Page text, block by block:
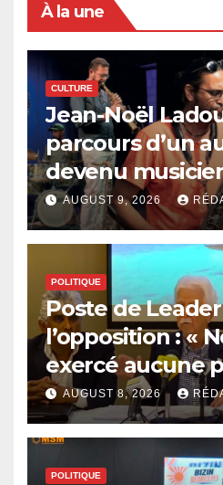
À la une
CULTURE
Jean-Noël
parcours d’un
devenu
AUGUST 9, 2026
POLITIQUE
Poste de
l’opposition : «
exercé aucune
le Président »,
Bérenger
AUGUST 8, 2026
POLITIQUE